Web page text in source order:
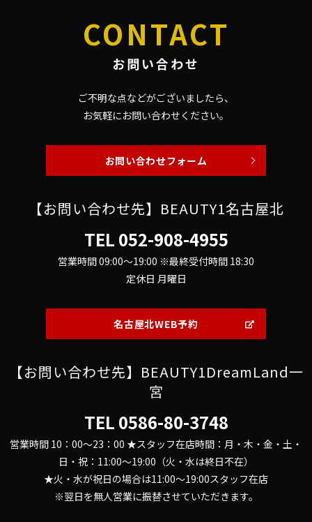
CONTACT
お問い合わせ
ご不明な点などがございましたら、
お気軽にお問い合わせください。
お問い合わせフォーム
【お問い合わせ先】BEAUTY1名古屋北
TEL 052-908-4955
営業時間 09:00～19:00 ※最終受付時間 18:30
定休日 月曜日
名古屋北WEB予約
【お問い合わせ先】BEAUTY1DreamLand一
宮
TEL 0586-80-3748
営業時間 10：00～23：00 ★スタッフ在店時間：月・木・金・土・
日・祝：11:00～19:00（火・水は終日不在）
★火・水が祝日の場合は11:00～19:00スタッフ在店
※翌日を無人営業に振替させていただきます。